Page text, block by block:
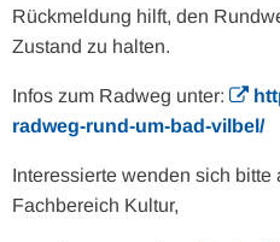
Rückmeldung hilft, den
Zustand zu halten.
Infos zum Radweg unter:
radweg-rund-um-bad-vilbel/
Interessierte wenden sich bitte
Fachbereich Kultur,